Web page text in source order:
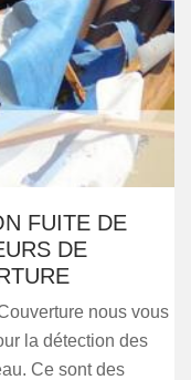
FUITE DE
DE
nous vous
la détection des
Ce sont des